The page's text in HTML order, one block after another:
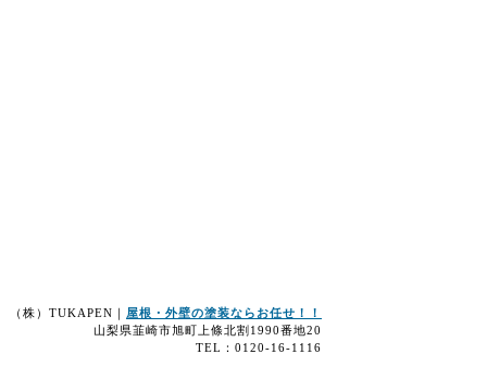
（株）TUKAPEN｜ 屋根・外壁の塗装ならお任せ！！
山梨県韮崎市旭町上條北割1990番地20
TEL：0120-16-1116